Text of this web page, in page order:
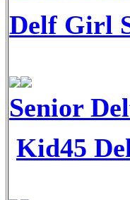
Delf Girl
Senior
Kid45